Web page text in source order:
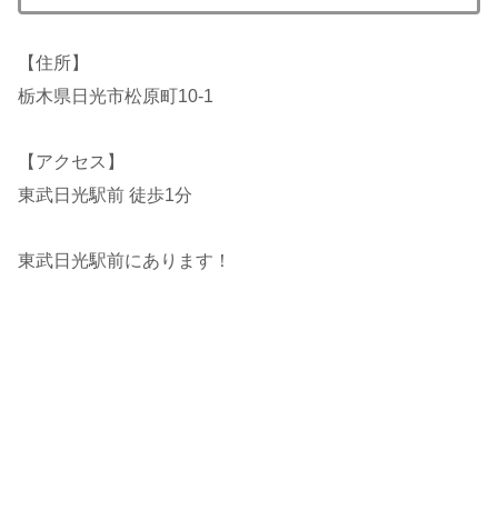
【住所】
栃木県日光市松原町10-1
【アクセス】
東武日光駅前 徒歩1分
東武日光駅前にあります！